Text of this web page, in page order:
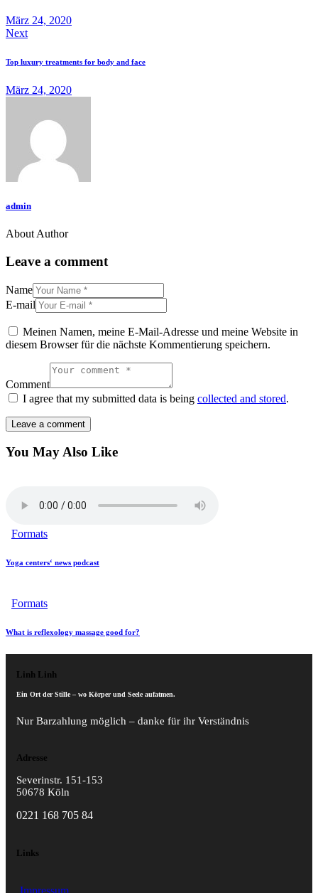
März 24, 2020
Next
Top luxury treatments for body and face
März 24, 2020
admin
About Author
Leave a comment
Name
E-mail
Meinen Namen, meine E-Mail-Adresse und meine Website in
diesem Browser für die nächste Kommentierung speichern.
Comment
I agree that my submitted data is being collected and stored.
You May Also Like
Formats
Yoga centers‘ news podcast
Formats
What is reflexology massage good for?
Linh Linh
Ein Ort der Stille – wo Körper und Seele aufatmen.
Nur Barzahlung möglich – danke für ihr Verständnis
Adresse
Severinstr. 151-153
50678 Köln
0221 168 705 84
Links
Impressum